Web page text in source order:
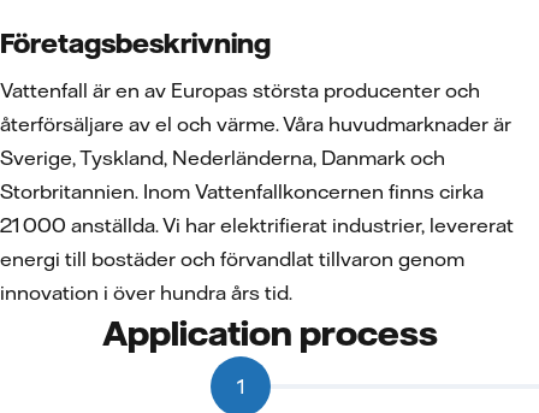
Företagsbeskrivning
Vattenfall är en av Europas största producenter och
återförsäljare av el och värme. Våra huvudmarknader är
Sverige, Tyskland, Nederländerna, Danmark och
Storbritannien. Inom Vattenfallkoncernen finns cirka
21 000 anställda. Vi har elektrifierat industrier, levererat
energi till bostäder och förvandlat tillvaron genom
innovation i över hundra års tid.
Application process
1